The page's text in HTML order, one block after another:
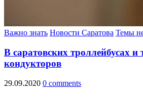
Важно знать Новости Саратова Темы
В саратовских троллейбусах и
кондукторов
29.09.2020 0 comments